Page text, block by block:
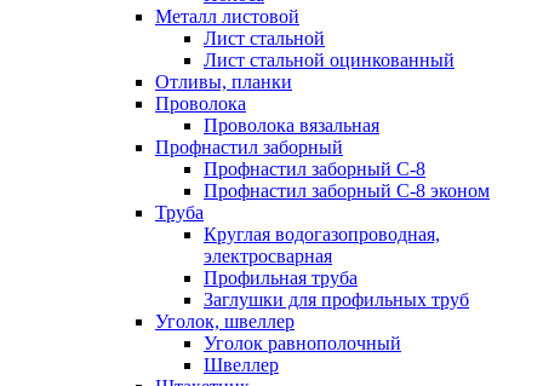
Металл листовой
Лист стальной
Лист стальной оцинкованный
Отливы, планки
Проволока
Проволока вязальная
Профнастил заборный
Профнастил заборный С-8
Профнастил заборный С-8 эконом
Труба
Круглая водогазопроводная,
электросварная
Профильная труба
Заглушки для профильных труб
Уголок, швеллер
Уголок равнополочный
Швеллер